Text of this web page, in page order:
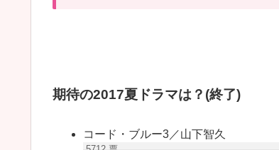
期待の2017夏ドラマは？(終了)
コード・ブルー3／山下智久